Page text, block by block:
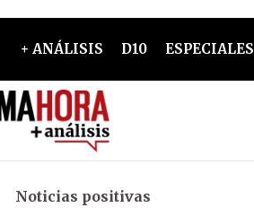
+ ANÁLISIS D10 ESPECIALES
Noticias positivas